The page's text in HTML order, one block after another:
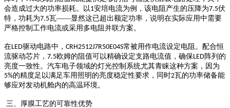
会造成过大的功率损耗。以 1安培电流为例，该电阻产生的压降为7.5伏
特，功耗为7.5瓦——显然这已超出额定功率，说明在实际应用中需要
严格控制工作电流或采用多电阻并联方案。
在LED驱动电路中， CRH2512J7R50E04S常被用作电流设定电阻。配合恒
流驱动芯片， 7.5欧姆的阻值可以精确设定支路电流值，确保LED阵列的
亮度一致性。汽车电子领域的灯光控制系统尤其青睐这种方案，因为
5%的精度足以满足车用照明的亮度稳定性要求，同时2瓦的功率储备能
够应对发动机舱内的高温环境。
三、厚膜工艺的可靠性优势